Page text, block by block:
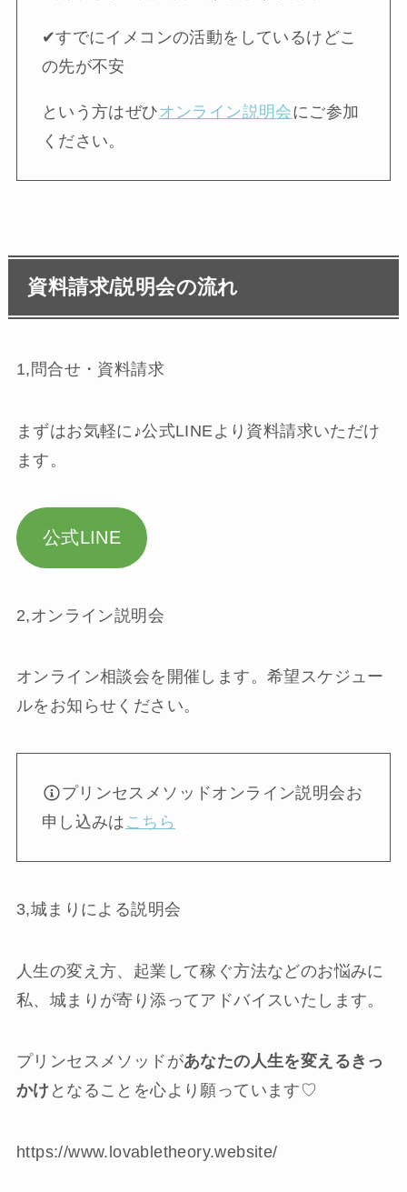
✔︎すでにイメコンの活動をしているけどこ
の先が不安
という方はぜひオンライン説明会にご参加
ください。
資料請求/説明会の流れ
1,問合せ・資料請求
まずはお気軽に♪公式LINEより資料請求いただけ
ます。
公式LINE
2,オンライン説明会
オンライン相談会を開催します。希望スケジュー
ルをお知らせください。
プリンセスメソッドオンライン説明会お
申し込みは こちら
3,城まりによる説明会
人生の変え方、起業して稼ぐ方法などのお悩みに
私、城まりが寄り添ってアドバイスいたします。
プリンセスメソッドがあなたの人生を変えるきっ
かけ となることを心より願っています♡
https://www.lovabletheory.website/